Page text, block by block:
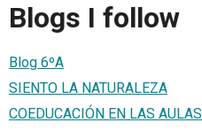
Blogs I follow
Blog 6ºA
SIENTO LA NATURALEZA
COEDUCACIÓN EN LAS AULAS